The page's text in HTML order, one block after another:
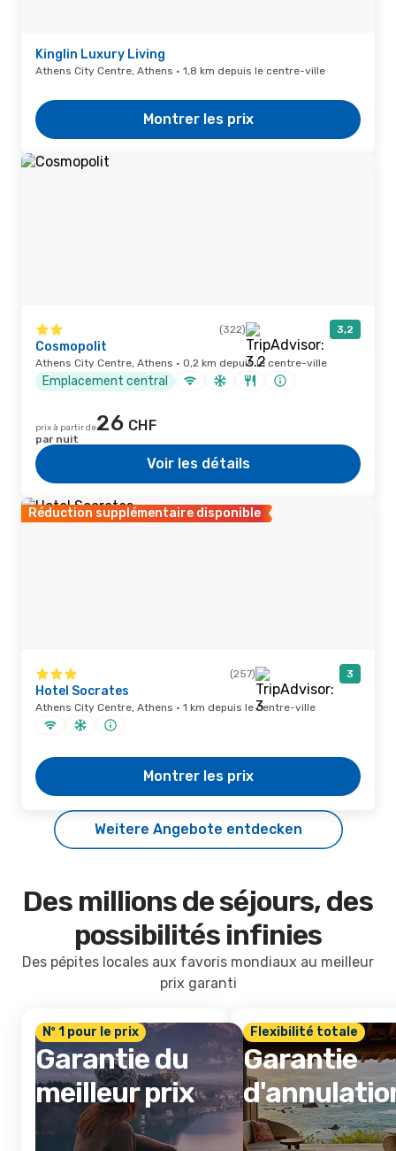
Kinglin Luxury Living
Athens City Centre, Athens · 1,8 km depuis le centre-ville
Montrer les prix
(322) 3,2
Cosmopolit
Athens City Centre, Athens · 0,2 km depuis le centre-ville
Emplacement central
prix à partir de26 CHF
par nuit
Voir les détails
Réduction supplémentaire disponible
(257) 3
Hotel Socrates
Athens City Centre, Athens · 1 km depuis le centre-ville
Montrer les prix
Weitere Angebote entdecken
Des millions de séjours, des
possibilités infinies
Des pépites locales aux favoris mondiaux au meilleur
prix garanti
Nº 1 pour le prix
Garantie du
meilleur prix
Flexibilité totale
Garantie